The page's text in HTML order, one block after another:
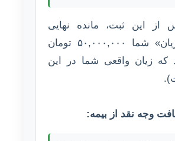
از این ثبت، مانده نهایی
حساب «زیان» شما ۵۰,۰۰۰,۰۰۰ تومان
که زیان واقعی شما در این